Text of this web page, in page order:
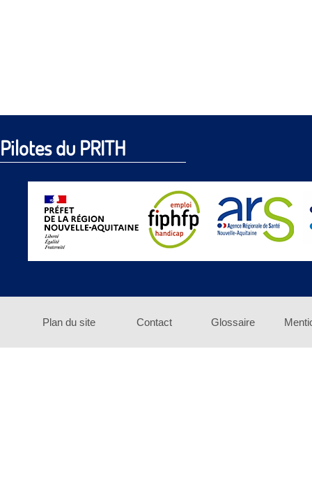
Pilotes du PRITH
Plan du site Contact Glossaire